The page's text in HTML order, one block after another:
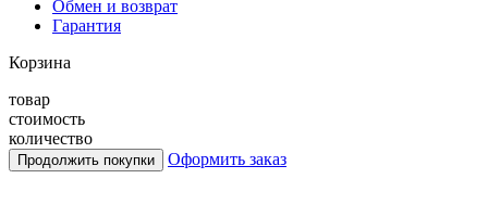
Обмен и возврат
Гарантия
Корзина
товар
стоимость
количество
Оформить заказ